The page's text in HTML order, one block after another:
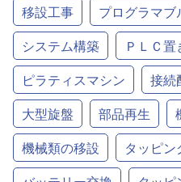
移設工事
プログラマブ
システム構築
ＰＬＣ置
ピラティスマシン
接続
大型旋盤
部品再生
機械類の移設
タッピン